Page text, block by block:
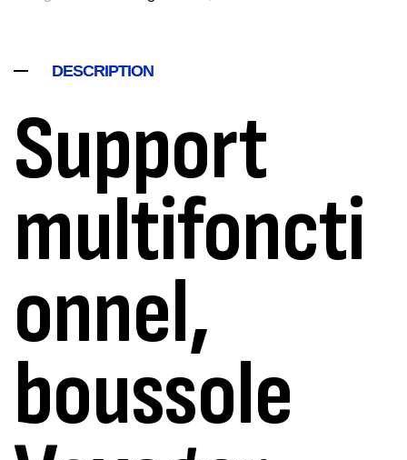
DESCRIPTION
Support
multifoncti
onnel,
boussole